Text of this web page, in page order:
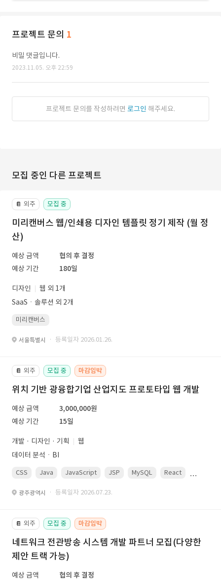
프로젝트 문의 1
비밀 댓글입니다.
2023.11.05. 오후 22:59
프로젝트 문의를 작성하려면 로그인 해주세요.
모집 중인 다른 프로젝트
📔 외주 모집 중
미리캔버스 웹/인쇄용 디자인 템플릿 정기 제작 (월 정
산)
예상 금액
협의 후 결정
예상 기간
180일
디자인
웹 외 1개
SaaSㆍ솔루션 외 2개
미리캔버스
서울특별시 · 등록일자 2026.01.26.
📔 외주 모집 중 마감임박
위치 기반 광융합기업 산업지도 프로토타입 웹 개발
예상 금액
3,000,000원
예상 기간
15일
개발 · 디자인 · 기획
웹
데이터 분석ㆍBI
CSS Java JavaScript JSP MySQL React
광주광역시 · 등록일자 2026.07.23.
📔 외주 모집 중 마감임박
네트워크 전관방송 시스템 개발 파트너 모집(다양한
제안 트랙 가능)
예상 금액
협의 후 결정